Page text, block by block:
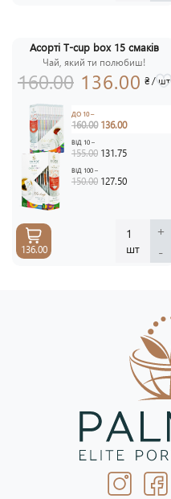
Асорті T-cup box 15 смаків
Чай, який ти полюбиш!
160.00 136.00 ₴ / шт
ДО 10 –
160.00136.00
ВІД 10 –
155.00 131.75
ВІД 100 –
150.00 127.50
1
шт
+
-
136.00